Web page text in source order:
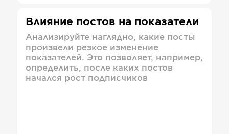
Влияние постов на показатели
Анализируйте наглядно, какие посты
произвели резкое изменение
показателей. Это позволяет, например,
определить, после каких постов
начался рост подписчиков